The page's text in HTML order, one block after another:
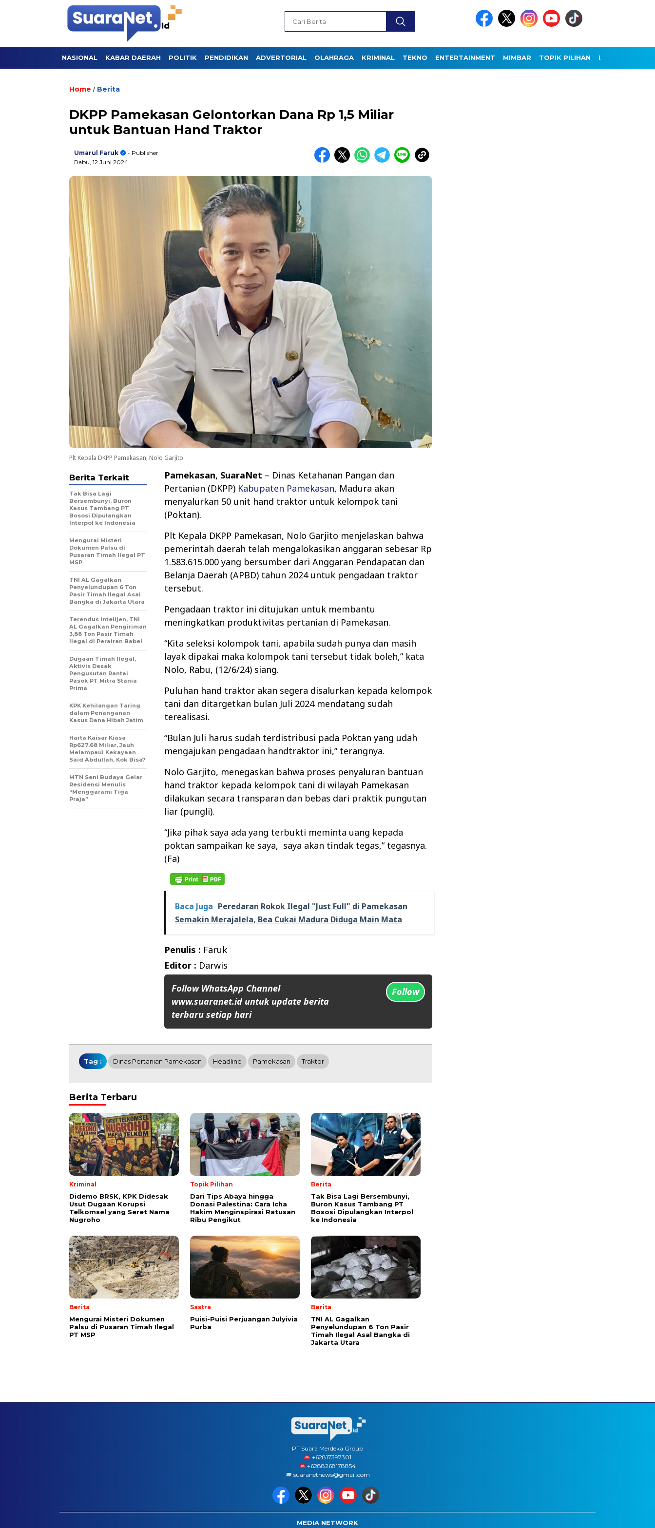
NASIONAL KABAR DAERAH POLITIK PENDIDIKAN ADVERTORIAL OLAHRAGA KRIMINAL TEKNO ENTERTAINMENT MIMBAR TOPIK PILIHAN LAINNYA
Home / Berita
DKPP Pamekasan Gelontorkan Dana Rp 1,5 Miliar
untuk Bantuan Hand Traktor
Umarul Faruk
- Publisher
Rabu, 12 Juni 2024
Plt Kepala DKPP Pamekasan, Nolo Garjito.
Pamekasan, SuaraNet – Dinas Ketahanan Pangan dan
Pertanian (DKPP) Kabupaten Pamekasan, Madura akan
menyalurkan 50 unit hand traktor untuk kelompok tani
(Poktan).
Plt Kepala DKPP Pamekasan, Nolo Garjito menjelaskan bahwa
pemerintah daerah telah mengalokasikan anggaran sebesar Rp
1.583.615.000 yang bersumber dari Anggaran Pendapatan dan
Belanja Daerah (APBD) tahun 2024 untuk pengadaan traktor
tersebut.
Pengadaan traktor ini ditujukan untuk membantu
meningkatkan produktivitas pertanian di Pamekasan.
“Kita seleksi kolompok tani, apabila sudah punya dan masih
layak dipakai maka kolompok tani tersebut tidak boleh,” kata
Nolo, Rabu, (12/6/24) siang.
Puluhan hand traktor akan segera disalurkan kepada kelompok
tani dan ditargetkan bulan Juli 2024 mendatang sudah
terealisasi.
“Bulan Juli harus sudah terdistribusi pada Poktan yang udah
mengajukan pengadaan handtraktor ini,” terangnya.
Nolo Garjito, menegaskan bahwa proses penyaluran bantuan
hand traktor kepada kelompok tani di wilayah Pamekasan
dilakukan secara transparan dan bebas dari praktik pungutan
liar (pungli).
“Jika pihak saya ada yang terbukti meminta uang kepada
poktan sampaikan ke saya, saya akan tindak tegas,” tegasnya.
(Fa)
Baca Juga Peredaran Rokok Ilegal "Just Full" di Pamekasan
Semakin Merajalela, Bea Cukai Madura Diduga Main Mata
Penulis : Faruk
Editor : Darwis
Follow WhatsApp Channel
www.suaranet.id untuk update berita
terbaru setiap hari
Follow
Berita Terkait
Tak Bisa Lagi
Bersembunyi, Buron
Kasus Tambang PT
Bososi Dipulangkan
Interpol ke Indonesia
Mengurai Misteri
Dokumen Palsu di
Pusaran Timah Ilegal PT
MSP
TNI AL Gagalkan
Penyelundupan 6 Ton
Pasir Timah Ilegal Asal
Bangka di Jakarta Utara
Terendus Intelijen, TNI
AL Gagalkan Pengiriman
3,88 Ton Pasir Timah
Ilegal di Perairan Babel
Dugaan Timah Ilegal,
Aktivis Desak
Pengusutan Rantai
Pasok PT Mitra Stania
Prima
KPK Kehilangan Taring
dalam Penanganan
Kasus Dana Hibah Jatim
Harta Kaisar Kiasa
Rp627,68 Miliar, Jauh
Melampaui Kekayaan
Said Abdullah, Kok Bisa?
MTN Seni Budaya Gelar
Residensi Menulis
“Menggarami Tiga
Praja”
Tag : Dinas Pertanian Pamekasan Headline Pamekasan Traktor
Berita Terbaru
Kriminal
Didemo BRSK, KPK Didesak
Usut Dugaan Korupsi
Telkomsel yang Seret Nama
Nugroho
Topik Pilihan
Dari Tips Abaya hingga
Donasi Palestina: Cara Icha
Hakim Menginspirasi Ratusan
Ribu Pengikut
Berita
Tak Bisa Lagi Bersembunyi,
Buron Kasus Tambang PT
Bososi Dipulangkan Interpol
ke Indonesia
Berita
Mengurai Misteri Dokumen
Palsu di Pusaran Timah Ilegal
PT MSP
Sastra
Puisi-Puisi Perjuangan Julyivia
Purba
Berita
TNI AL Gagalkan
Penyelundupan 6 Ton Pasir
Timah Ilegal Asal Bangka di
Jakarta Utara
PT Suara Merdeka Group
‪+62817397301
+6288268178854
suaranetnews@gmail.com
MEDIA NETWORK